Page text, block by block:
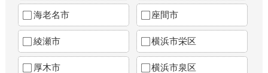
海老名市 座間市
綾瀬市 横浜市栄区
厚木市 横浜市泉区